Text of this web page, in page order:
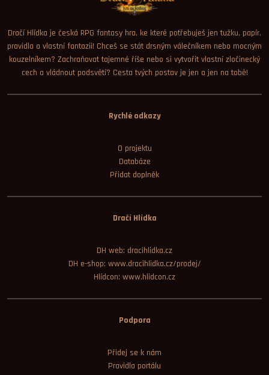
Dračí Hlídka je česká RPG fantasy hra, ke které potřebuješ jen tužku, papír,
pravidla a vlastní fantazii! Chceš se stát drsným válečníkem nebo mocným
kouzelníkem? Zachraňovat tajemné říše nebo si vytvořit vlastní zločinecký
cech a vládnout podsvětí? Cesta tvých postav je jen a jen na tobě!
Rychlé odkazy
O projektu
Databáze
Přidat doplněk
Dračí Hlídka
DH web: dracihlidka.cz
DH e-shop: www.dracihlidka.cz/prodej/
Hlídcon: www.hlidcon.cz
Podpora
Přidej se k nám
Pravidla portálu